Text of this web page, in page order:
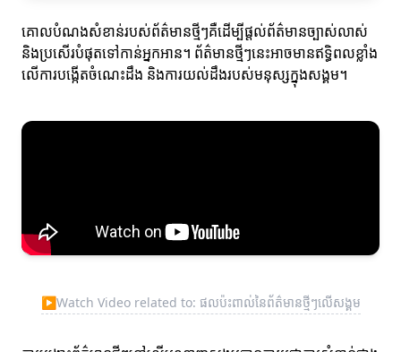
គោលបំណងសំខាន់របស់ព័ត៌មានថ្មីៗគឺដើម្បីផ្តល់ព័ត៌មានច្បាស់លាស់
និងប្រសើរបំផុតទៅកាន់អ្នកអាន។ ព័ត៌មានថ្មីៗនេះអាចមានឥទ្ធិពលខ្លាំង
លើការបង្កើតចំណេះដឹង និងការយល់ដឹងរបស់មនុស្សក្នុងសង្គម។
▶Watch Video related to: ផលប៉ះពាល់នៃព័ត៌មានថ្មីៗលើសង្គម